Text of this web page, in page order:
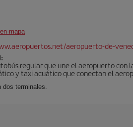
mapa
aeropuerto-de-
regular que une el aeropuerto
y taxi acuático que conectan el
dos terminales.